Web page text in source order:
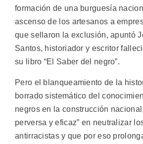
formación de una burguesía
ascenso de los artesanos a
que sellaron la exclusión, apuntó
Santos, historiador y escritor
su libro “El Saber del negro”.
Pero el blanqueamiento de la
borrado sistemático del
negros en la construcción
perversa y eficaz” en neutralizar
antirracistas y que por eso